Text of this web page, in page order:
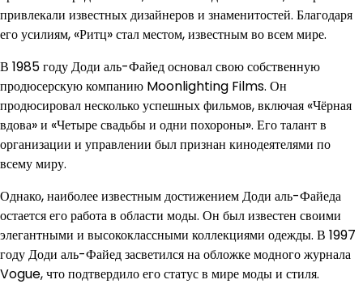
привлекали известных дизайнеров и знаменитостей. Благодаря
его усилиям, «Ритц» стал местом, известным во всем мире.
В 1985 году Доди аль-Файед основал свою собственную
продюсерскую компанию Moonlighting Films. Он
продюсировал несколько успешных фильмов, включая «Чёрная
вдова» и «Четыре свадьбы и одни похороны». Его талант в
организации и управлении был признан кинодеятелями по
всему миру.
Однако, наиболее известным достижением Доди аль-Файеда
остается его работа в области моды. Он был известен своими
элегантными и высококлассными коллекциями одежды. В 1997
году Доди аль-Файед засветился на обложке модного журнала
Vogue, что подтвердило его статус в мире моды и стиля.